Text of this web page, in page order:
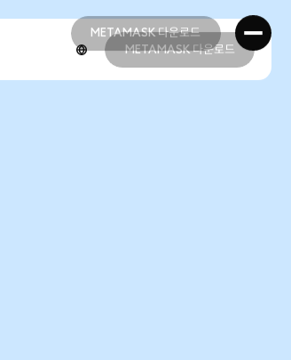
METAMASK 다운로드
METAMASK 다운로드
METAMASK 다운로드